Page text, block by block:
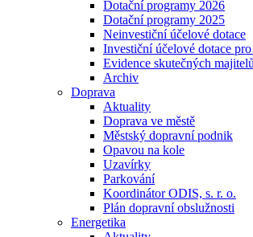
Dotační programy 2026
Dotační programy 2025
Neinvestiční účelové dotace
Investiční účelové dotace
Evidence skutečných
Archiv
Doprava
Aktuality
Doprava ve městě
Městský dopravní podnik
Opavou na kole
Uzavírky
Parkování
Koordinátor ODIS, s. r. o.
Plán dopravní obslužnosti
Energetika